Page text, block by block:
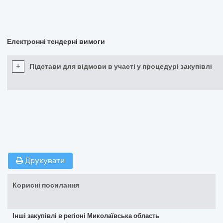
Електронні тендерні вимоги
+ Підстави для відмови в участі у процедурі закупівлі
Друкувати
Корисні посилання
Інші закупівлі в регіоні Миколаївська область